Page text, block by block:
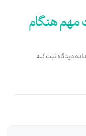
مهم هنگام
دیدگاه ثبت کنه